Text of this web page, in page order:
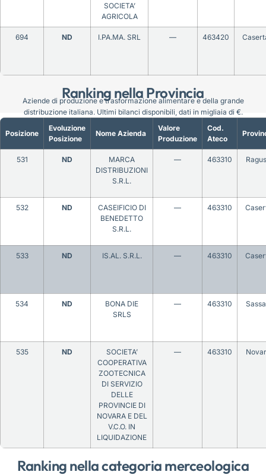
Ranking nella Provincia
SOCIETA’
AGRICOLA
694 ND I.PA.MA. SRL — 463420
Ranking nella categoria merceologica
Posizione
Evoluzione
Posizione
Nome Azienda
Valore
Produzione
Cod.
Ateco
531 ND
MARCA
DISTRIBUZIONI
S.R.L.
— 463310
532 ND
CASEIFICIO DI
BENEDETTO
S.R.L.
— 463310
533 ND IS.AL. S.R.L. — 463310
534 ND
BONA DIE
SRLS
— 463310
535 ND
SOCIETA’
COOPERATIVA
ZOOTECNICA
DI SERVIZIO
DELLE
PROVINCIE DI
NOVARA E DEL
V.C.O. IN
LIQUIDAZIONE
— 463310
Aziende di produzione e trasformazione alimentare e della grande
distribuzione italiana. Ultimi bilanci disponibili, dati in migliaia di €.